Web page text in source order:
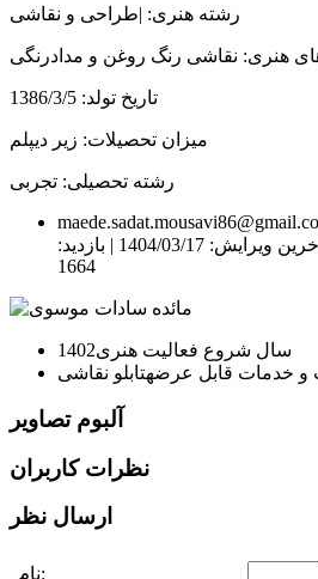
رشته هنری: |طراحی و نقاشی
هنری: نقاشی رنگ روغن و مدادرنگی
تاریخ تولد: 1386/3/5
میزان تحصیلات: زیر دیپلم
رشته تحصیلی: تجربی
آخرین ویرایش: 1404/03/17 |
بازدید:
1664
سال شروع فعالیت هنری1402
و خدمات قابل عرضهتابلو نقاشی
آلبوم تصاویر
نظرات کاربران
ارسال نظر
نام: